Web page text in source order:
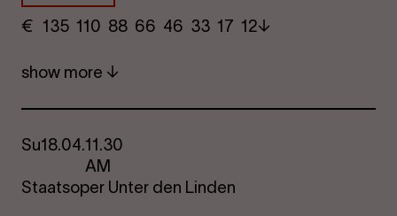
€ ​ 135 110 88​ 66 46 33​ 17 12
show more
Su18.04.11.30
AM
Staatsoper Unter den Linden